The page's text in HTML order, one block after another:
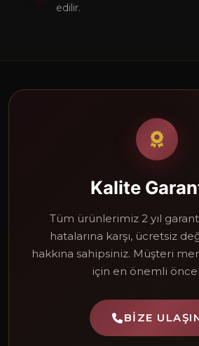
edilir.
Kalite
Tüm ürünlerimiz 2 yıl
hatalarına karşı, ücretsiz
hakkına sahipsiniz. Müşteri
için en önemli
BIZE